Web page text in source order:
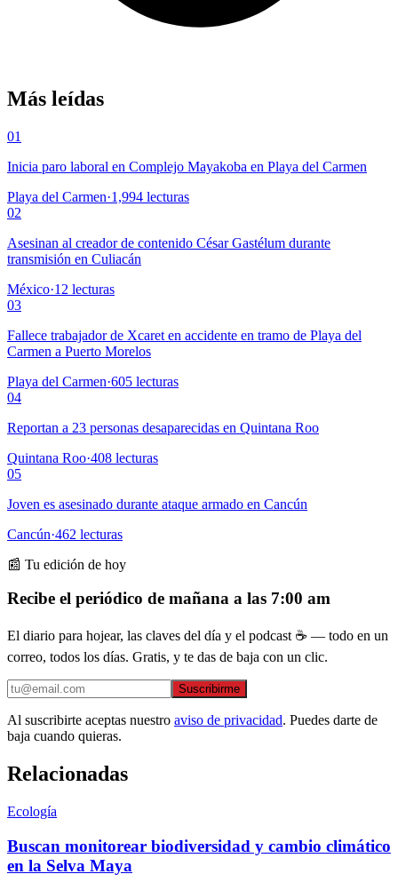
Más leídas
01
Inicia paro laboral en Complejo Mayakoba en Playa del Carmen
Playa del Carmen·1,994 lecturas
02
Asesinan al creador de contenido César Gastélum durante
transmisión en Culiacán
México·12 lecturas
03
Fallece trabajador de Xcaret en accidente en tramo de Playa del
Carmen a Puerto Morelos
Playa del Carmen·605 lecturas
04
Reportan a 23 personas desaparecidas en Quintana Roo
Quintana Roo·408 lecturas
05
Joven es asesinado durante ataque armado en Cancún
Cancún·462 lecturas
📰 Tu edición de hoy
Recibe el periódico de mañana a las 7:00 am
El diario para hojear, las claves del día y el podcast ☕ — todo en un
correo, todos los días. Gratis, y te das de baja con un clic.
Suscribirme
Al suscribirte aceptas nuestro aviso de privacidad. Puedes darte de
baja cuando quieras.
Relacionadas
Ecología
Buscan monitorear biodiversidad y cambio climático
en la Selva Maya